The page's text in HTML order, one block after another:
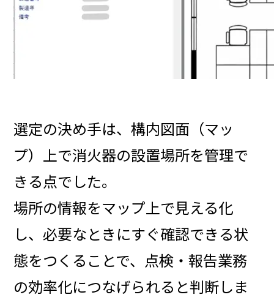
選定の決め手は、構内図面（マッ
プ）上で消火器の設置場所を管理で
きる点でした。
場所の情報をマップ上で見える化
し、必要なときにすぐ確認できる状
態をつくることで、点検・報告業務
の効率化につなげられると判断しま